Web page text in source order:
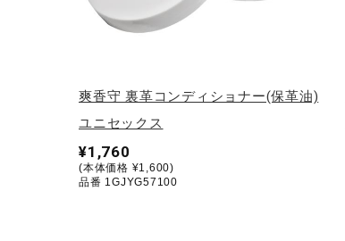
ワーキング
ウォーキングシューズ
ライフスタイルグッズ
インナー
爽香守 裏革コンディショナー(保革油)
ユニセックス
¥1,760
(本体価格 ¥1,600)
品番 1GJYG57100